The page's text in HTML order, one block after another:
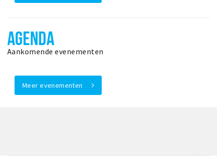
AGENDA
Aankomende evenementen
Meer evenementen